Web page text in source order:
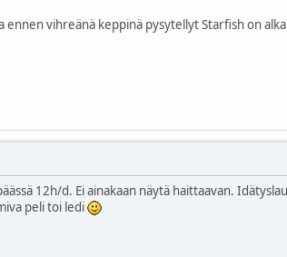
vihreänä keppinä pysytellyt Starfish on
12h/d. Ei ainakaan näytä haittaavan.
peli toi ledi